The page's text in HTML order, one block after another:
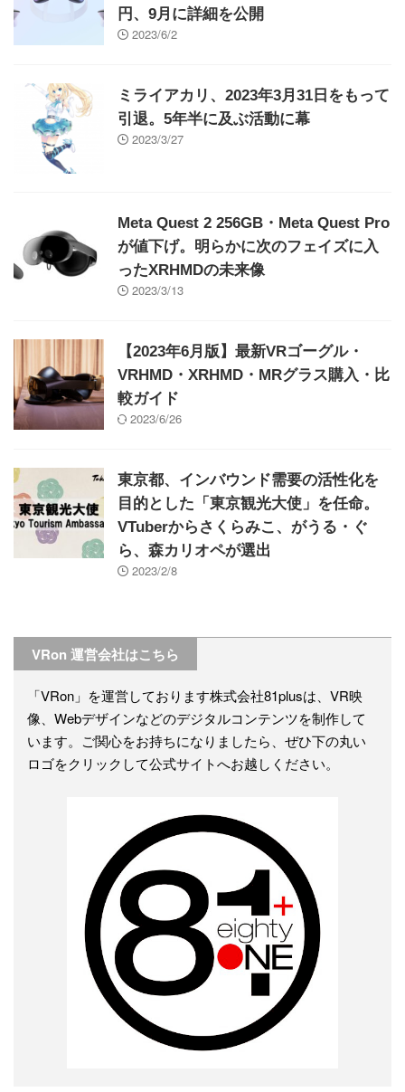
円、9月に詳細を公開
2023/6/2
ミライアカリ、2023年3月31日をもって
引退。5年半に及ぶ活動に幕
2023/3/27
Meta Quest 2 256GB・Meta Quest Pro
が値下げ。明らかに次のフェイズに入
ったXRHMDの未来像
2023/3/13
【2023年6月版】最新VRゴーグル・
VRHMD・XRHMD・MRグラス購入・比
較ガイド
2023/6/26
東京都、インバウンド需要の活性化を
目的とした「東京観光大使」を任命。
VTuberからさくらみこ、がうる・ぐ
ら、森カリオペが選出
2023/2/8
VRon 運営会社はこちら
「VRon」を運営しております株式会社81plusは、VR映
像、Webデザインなどのデジタルコンテンツを制作して
います。ご関心をお持ちになりましたら、ぜひ下の丸い
ロゴをクリックして公式サイトへお越しください。